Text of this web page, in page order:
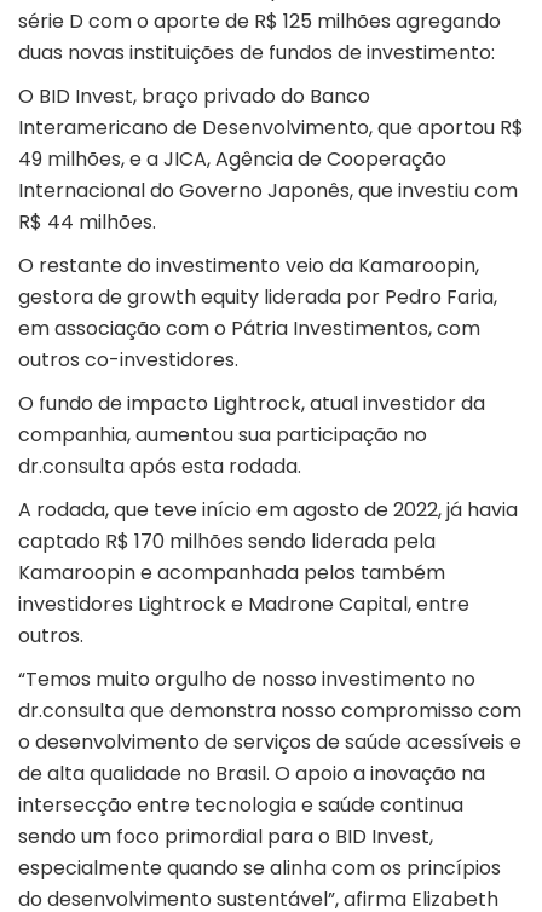
série D com o aporte de R$ 125 milhões agregando
duas novas instituições de fundos de investimento:
O BID Invest, braço privado do Banco
Interamericano de Desenvolvimento, que aportou R$
49 milhões, e a JICA, Agência de Cooperação
Internacional do Governo Japonês, que investiu com
R$ 44 milhões.
O restante do investimento veio da Kamaroopin,
gestora de growth equity liderada por Pedro Faria,
em associação com o Pátria Investimentos, com
outros co-investidores.
O fundo de impacto Lightrock, atual investidor da
companhia, aumentou sua participação no
dr.consulta após esta rodada.
A rodada, que teve início em agosto de 2022, já havia
captado R$ 170 milhões sendo liderada pela
Kamaroopin e acompanhada pelos também
investidores Lightrock e Madrone Capital, entre
outros.
“Temos muito orgulho de nosso investimento no
dr.consulta que demonstra nosso compromisso com
o desenvolvimento de serviços de saúde acessíveis e
de alta qualidade no Brasil. O apoio a inovação na
intersecção entre tecnologia e saúde continua
sendo um foco primordial para o BID Invest,
especialmente quando se alinha com os princípios
do desenvolvimento sustentável”, afirma Elizabeth